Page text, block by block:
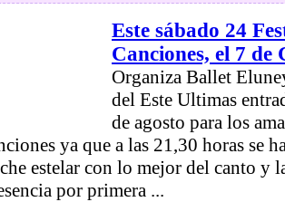
Este sábado 24
Canciones, el 7 de
Organiza Ballet
del Este Ultimas
de agosto para los
ya que a las 21,30 horas se
estelar con lo mejor del canto y
por primera ...